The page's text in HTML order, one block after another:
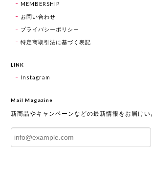
MEMBERSHIP
お問い合わせ
プライバシーポリシー
特定商取引法に基づく表記
LINK
Instagram
Mail Magazine
新商品やキャンペーンなどの最新情報をお届けい